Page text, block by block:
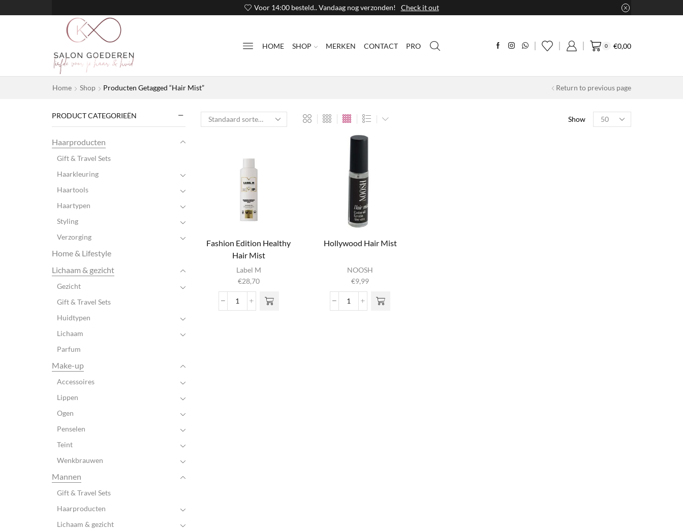
Voor 14:00 besteld.. Vandaag nog verzonden! Check it out
HOME SHOP MERKEN CONTACT PRO 0 €0,00
Home Shop Producten Getagged “Hair Mist” Return to previous page
Show
Products
per
Fashion Edition Healthy
Hair Mist
Label M
€28,70
Fashion
Hollywood Hair Mist
NOOSH
€9,99
Hollywood Hair Mist
PRODUCT CATEGORIEËN
Haarproducten
Gift & Travel Sets
Haarkleuring
Haartools
Haartypen
Styling
Verzorging
Home & Lifestyle
Lichaam & gezicht
Gezicht
Gift & Travel Sets
Huidtypen
Lichaam
Parfum
Make-up
Accessoires
Lippen
Ogen
Penselen
Teint
Wenkbrauwen
Mannen
Gift & Travel Sets
Haarproducten
Lichaam & gezicht